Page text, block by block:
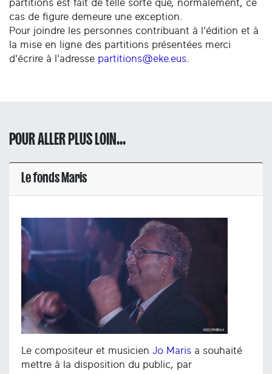
partitions est fait de telle sorte que, normalement, ce
cas de figure demeure une exception.
Pour joindre les personnes contribuant à l'édition et à
la mise en ligne des partitions présentées merci
d'écrire à l'adresse partitions@eke.eus
POUR ALLER PLUS LOIN...
Le fonds Maris
Le compositeur et musicien Jo Maris a souhaité
mettre à la disposition du public, par